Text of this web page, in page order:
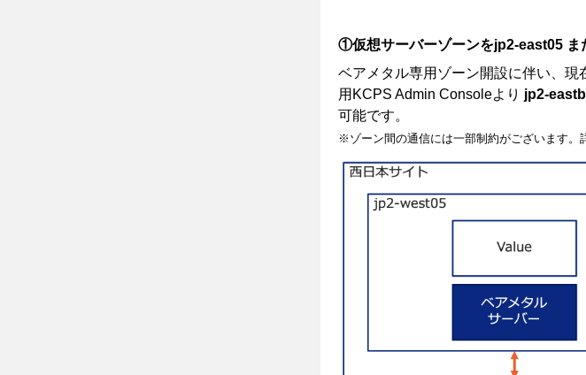
①仮想サーバーゾーンをjp2-east05 ま
ベアメタル専用ゾーン開設に伴い、
用KCPS Admin Consoleより jp2-
可能です。
※ゾーン間の通信には一部制約がございます。